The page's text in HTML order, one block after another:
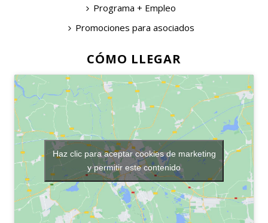
Programa + Empleo
Promociones para asociados
CÓMO LLEGAR
Haz clic para aceptar cookies de marketing
y permitir este contenido